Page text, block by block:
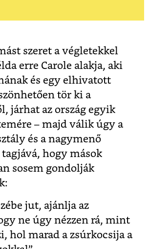
szeret a végletekkel
erre Carole alakja, aki
és egy elhivatott
tör ki a
járhat az ország egyik
– majd válik úgy a
és a nagymenő
hogy mások
sosem gondolják
jut, ajánlja az
ne úgy nézzen rá, mint
hol marad a zsúrkocsija a